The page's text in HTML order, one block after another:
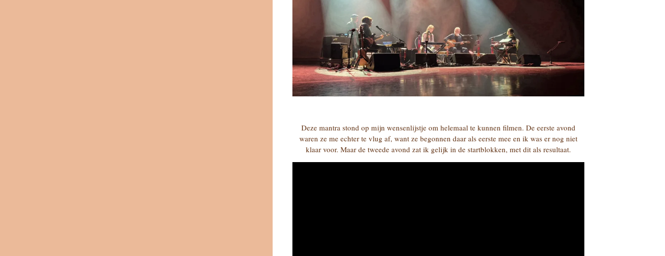
Deze mantra stond op mijn wensenlijstje om helemaal te kunnen filmen. De eerste avond
waren ze me echter te vlug af, want ze begonnen daar als eerste mee en ik was er nog niet
klaar voor. Maar de tweede avond zat ik gelijk in de startblokken, met dit als resultaat.